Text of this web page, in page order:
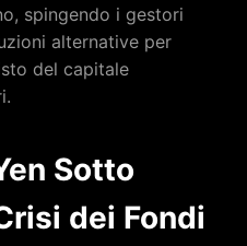
spingendo i gestori
alternative per
del capitale
Sotto
dei Fondi